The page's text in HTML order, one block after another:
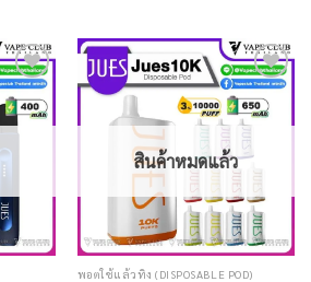
Add
to
wishlist
Add
to
wishlist
สินค้าหมดแล้ว
พอตใช้แล้วทิ้ง (DISPOSABLE POD)